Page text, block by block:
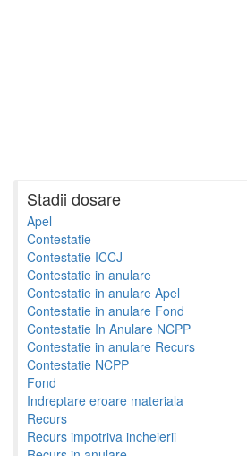
Stadii dosare
Apel
Contestatie
Contestatie ICCJ
Contestatie in anulare
Contestatie in anulare Apel
Contestatie in anulare Fond
Contestatie In Anulare NCPP
Contestatie in anulare Recurs
Contestatie NCPP
Fond
Indreptare eroare materiala
Recurs
Recurs impotriva incheierii